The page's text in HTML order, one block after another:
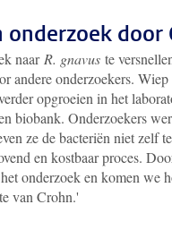
onderzoek door
naar R. gnavus te
andere onderzoekers.
opgroeien in het
biobank. Onderzoekers
ze de bacteriën niet zelf
en kostbaar proces.
onderzoek en komen
van Crohn.'